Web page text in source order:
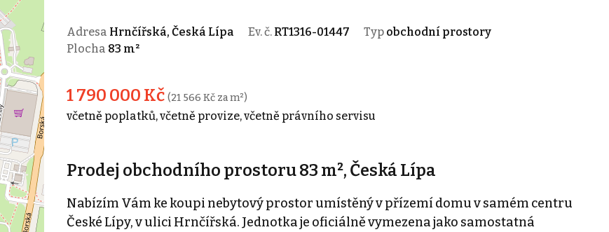
Adresa Hrnčířská, Česká Lípa Ev. č. RT1316-01447 Typ obchodní prostory
Plocha 83 m²
1 790 000 Kč (21 566 Kč za m²)
včetně poplatků, včetně provize, včetně právního servisu
Prodej obchodního prostoru 83 m², Česká Lípa
Nabízím Vám ke koupi nebytový prostor umístěný v přízemí domu v samém centru
České Lípy, v ulici Hrnčířská. Jednotka je oficiálně vymezena jako samostatná